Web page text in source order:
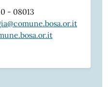
- 08013